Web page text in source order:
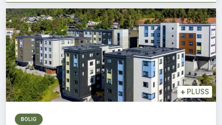
+ PLUSS
BOLIG